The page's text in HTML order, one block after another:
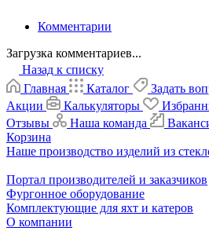
Комментарии
Загрузка комментариев...
Назад к списку
Главная
Каталог Задать
Акции
Калькуляторы
Отзывы
Наша команда
Корзина
Наше производство изделий из
Портал производителей и заказчиков
Фургонное оборудование
Комплектующие для яхт и катеров
О компании